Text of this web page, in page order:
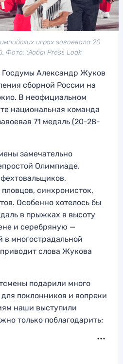
играх завоевала 20
Фото: Global Press Look
Александр Жуков
сборной России на
В неофициальном
национальная команда
71 медаль (20-28-
замечательно
Олимпиаде.
синхронисток,
Особенно хотелось бы
в прыжках в высоту
и серебряную —
многострадальной
слова Жукова
подарили много
поклонников и вопреки
наши выступили
только поблагодарить: